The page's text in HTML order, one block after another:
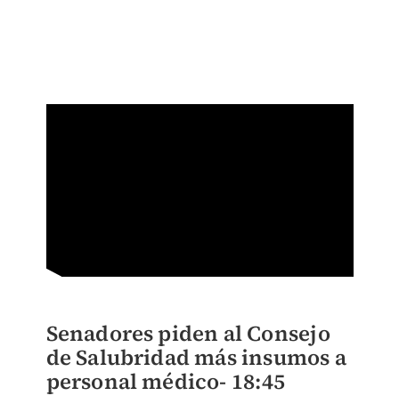
Senadores piden al Consejo
de Salubridad más insumos a
personal médico- 18:45